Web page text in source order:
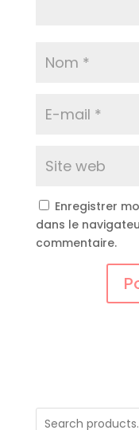
Enregistrer
dans le
commentaire.